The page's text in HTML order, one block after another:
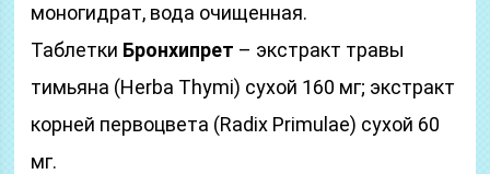
моногидрат, вода очищенная.
Таблетки Бронхипрет – экстракт травы
тимьяна (Herba Thymi) сухой 160 мг; экстракт
корней первоцвета (Radix Primulae) сухой 60
мг.